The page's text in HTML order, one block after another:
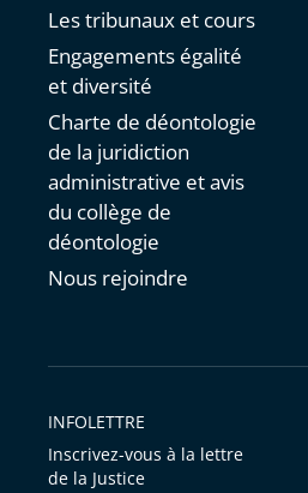
Les tribunaux et cours
Engagements égalité
et diversité
Charte de déontologie
de la juridiction
administrative et avis
du collège de
déontologie
Nous rejoindre
INFOLETTRE
Inscrivez-vous à la lettre
de la Justice